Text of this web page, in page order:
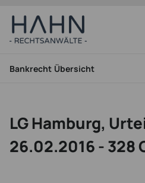
Bankrecht Übersicht
LG Hamburg,
26.02.2016 - 328